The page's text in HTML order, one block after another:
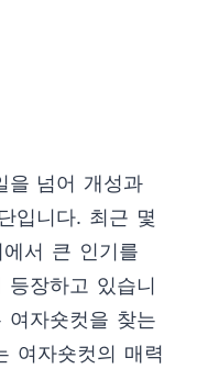
을 넘어 개성과
입니다. 최근 몇
서 큰 인기를
장하고 있습니
여자숏컷을 찾는
여자숏컷의 매력